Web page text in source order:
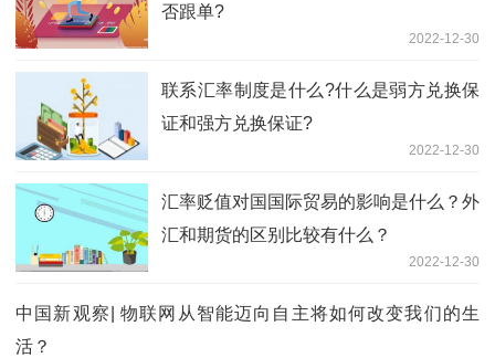
否跟单?
2022-12-30
联系汇率制度是什么?什么是弱方兑换保
证和强方兑换保证?
2022-12-30
汇率贬值对国国际贸易的影响是什么？外
汇和期货的区别比较有什么？
2022-12-30
中国新观察| 物联网从智能迈向自主将如何改变我们的生
活？